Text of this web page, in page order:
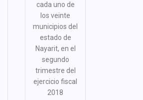
cada uno de
los veinte
municipios del
estado de
Nayarit, en el
segundo
trimestre del
ejercicio fiscal
2018